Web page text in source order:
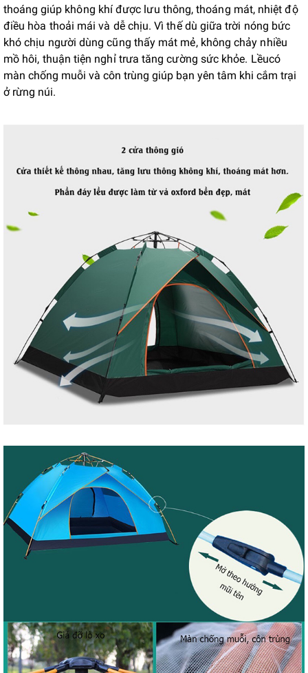
thoáng giúp không khí được lưu thông, thoáng mát, nhiệt độ
điều hòa thoải mái và dễ chịu. Vì thế dù giữa trời nóng bức
khó chịu người dùng cũng thấy mát mẻ, không chảy nhiều
mồ hôi, thuận tiện nghỉ trưa tăng cường sức khỏe. Lềucó
màn chống muỗi và côn trùng giúp bạn yên tâm khi cắm trại
ở rừng núi.